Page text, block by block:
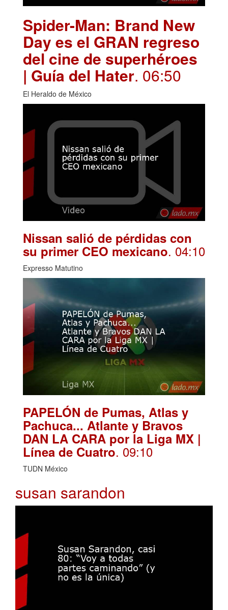
Spider-Man: Brand New
Day es el GRAN regreso
del cine de superhéroes
| Guía del Hater. 06:50
El Heraldo de México
Nissan salió de pérdidas con
su primer CEO mexicano. 04:10
Expresso Matutino
PAPELÓN de Pumas, Atlas y
Pachuca... Atlante y Bravos
DAN LA CARA por la Liga MX |
Línea de Cuatro. 09:10
TUDN México
susan sarandon